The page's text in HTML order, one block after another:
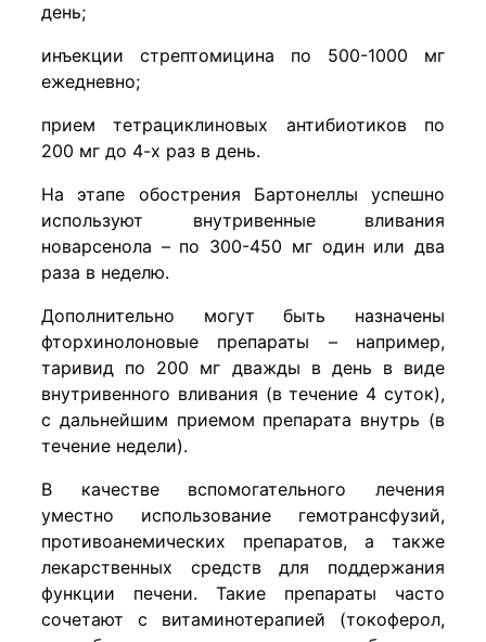
день;
инъекции стрептомицина по 500-1000 мг
ежедневно;
прием тетрациклиновых антибиотиков по
200 мг до 4-х раз в день.
На этапе обострения Бартонеллы успешно
используют внутривенные вливания
новарсенола – по 300-450 мг один или два
раза в неделю.
Дополнительно могут быть назначены
фторхинолоновые препараты – например,
таривид по 200 мг дважды в день в виде
внутривенного вливания (в течение 4 суток),
с дальнейшим приемом препарата внутрь (в
течение недели).
В качестве вспомогательного лечения
уместно использование гемотрансфузий,
противоанемических препаратов, а также
лекарственных средств для поддержания
функции печени. Такие препараты часто
сочетают с витаминотерапией (токоферол,